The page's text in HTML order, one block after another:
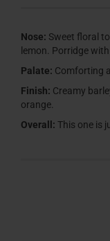
Nose: Sweet floral
lemon. Porridge
Palate: Comforting
Finish: Creamy
orange.
Overall: This one is